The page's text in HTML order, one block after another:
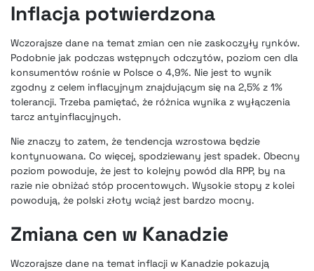
Inflacja potwierdzona
Wczorajsze dane na temat zmian cen nie zaskoczyły rynków.
Podobnie jak podczas wstępnych odczytów, poziom cen dla
konsumentów rośnie w Polsce o 4,9%. Nie jest to wynik
zgodny z celem inflacyjnym znajdującym się na 2,5% z 1%
tolerancji. Trzeba pamiętać, że różnica wynika z wyłączenia
tarcz antyinflacyjnych.
Nie znaczy to zatem, że tendencja wzrostowa będzie
kontynuowana. Co więcej, spodziewany jest spadek. Obecny
poziom powoduje, że jest to kolejny powód dla RPP, by na
razie nie obniżać stóp procentowych. Wysokie stopy z kolei
powodują, że polski złoty wciąż jest bardzo mocny.
Zmiana cen w Kanadzie
Wczorajsze dane na temat inflacji w Kanadzie pokazują